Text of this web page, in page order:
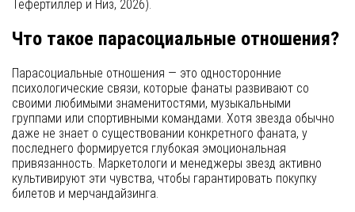
Тефертиллер и Низ, 2026).
Что такое парасоциальные отношения?
Парасоциальные отношения — это односторонние
психологические связи, которые фанаты развивают со
своими любимыми знаменитостями, музыкальными
группами или спортивными командами. Хотя звезда обычно
даже не знает о существовании конкретного фаната, у
последнего формируется глубокая эмоциональная
привязанность. Маркетологи и менеджеры звезд активно
культивируют эти чувства, чтобы гарантировать покупку
билетов и мерчандайзинга.